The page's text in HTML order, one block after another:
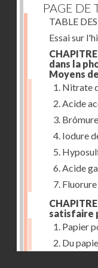
PAGE DE
TABLE
Essai sur
dans la
Moyens
1. Nitrate
2. Acide
3.
4. Iodure
5.
6. Acide
7.
satisfaire
1. Papier
2. Du